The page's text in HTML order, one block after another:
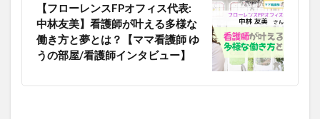
【フローレンスFPオフィス代表:
中林友美】看護師が叶える多様な
働き方と夢とは？【ママ看護師 ゆ
うの部屋/看護師インタビュー】